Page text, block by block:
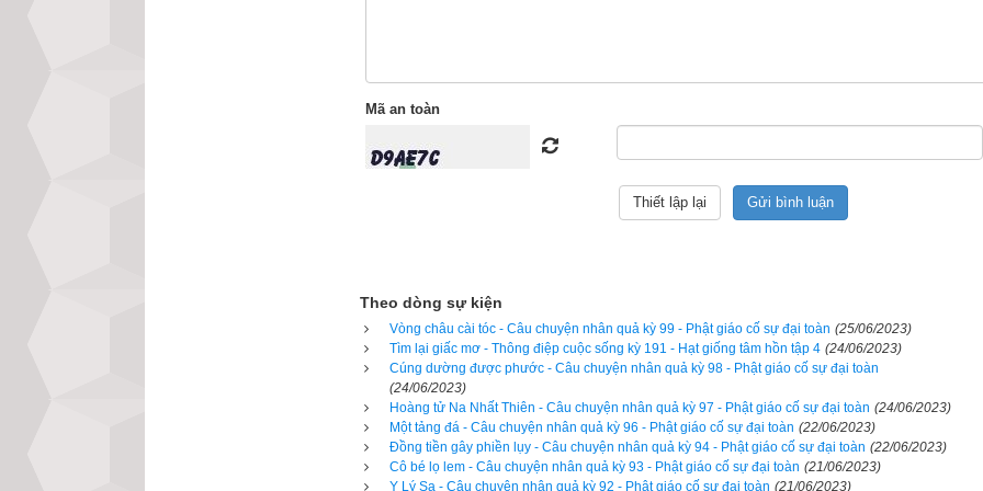
gian manh nào để làm tổn hại người, lợi ích cho mình, để rồi chiêu cảm trùng trùng
đau khổ. Tất cả chỉ vì không hiểu rõ được lý nhân quả.
Người ta không hiểu rằng phúc báo của một người không phải từ trên trời rơi xuống,
Nhưng thằng bé biết rằng mẹ nó chưa hiểu những lý lẽ ấy nên chỉ lựa lời thưa rằng:
– Vâng, con sẽ luôn nhớ lời cha dặn. Nay con có một cách này rất hay, không cần
ngay hiện tại đã có thể vào được giai cấp Nhất Ức Lý. Chỉ cần trong nhà có bao
hết cho con là được.
Người mẹ nghe thế nửa tin nửa ngờ, nhưng bà thương con rất mực và cũng muốn
nên đem chìa khóa ngân khố tài bảo giao hết cho con.
Mã an toàn
Theo dòng sự kiện
Vòng châu cài tóc - Câu chuyện nhân quả kỳ 99 - Phật giáo cố sự đại toàn (25/06/2023)
Tìm lại giấc mơ - Thông điệp cuộc sống kỳ 191 - Hạt giống tâm hồn tập 4 (24/06/2023)
Cúng dường được phước - Câu chuyện nhân quả kỳ 98 - Phật giáo cố sự đại toàn
(24/06/2023)
Hoàng tử Na Nhất Thiên - Câu chuyện nhân quả kỳ 97 - Phật giáo cố sự đại toàn (24/06/2023)
Một tảng đá - Câu chuyện nhân quả kỳ 96 - Phật giáo cố sự đại toàn (22/06/2023)
Đồng tiền gây phiền lụy - Câu chuyện nhân quả kỳ 94 - Phật giáo cố sự đại toàn (22/06/2023)
Cô bé lọ lem - Câu chuyện nhân quả kỳ 93 - Phật giáo cố sự đại toàn (21/06/2023)
Y Lý Sa - Câu chuyện nhân quả kỳ 92 - Phật giáo cố sự đại toàn (21/06/2023)